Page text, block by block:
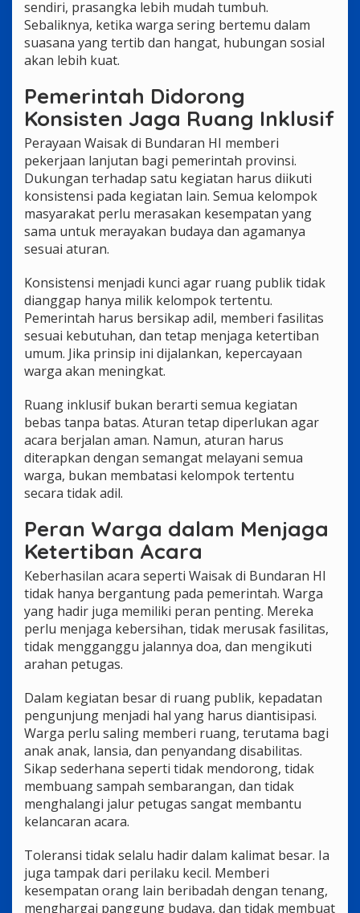
sendiri, prasangka lebih mudah tumbuh.
Sebaliknya, ketika warga sering bertemu dalam
suasana yang tertib dan hangat, hubungan sosial
akan lebih kuat.
Pemerintah Didorong
Konsisten Jaga Ruang Inklusif
Perayaan Waisak di Bundaran HI memberi
pekerjaan lanjutan bagi pemerintah provinsi.
Dukungan terhadap satu kegiatan harus diikuti
konsistensi pada kegiatan lain. Semua kelompok
masyarakat perlu merasakan kesempatan yang
sama untuk merayakan budaya dan agamanya
sesuai aturan.
Konsistensi menjadi kunci agar ruang publik tidak
dianggap hanya milik kelompok tertentu.
Pemerintah harus bersikap adil, memberi fasilitas
sesuai kebutuhan, dan tetap menjaga ketertiban
umum. Jika prinsip ini dijalankan, kepercayaan
warga akan meningkat.
Ruang inklusif bukan berarti semua kegiatan
bebas tanpa batas. Aturan tetap diperlukan agar
acara berjalan aman. Namun, aturan harus
diterapkan dengan semangat melayani semua
warga, bukan membatasi kelompok tertentu
secara tidak adil.
Peran Warga dalam Menjaga
Ketertiban Acara
Keberhasilan acara seperti Waisak di Bundaran HI
tidak hanya bergantung pada pemerintah. Warga
yang hadir juga memiliki peran penting. Mereka
perlu menjaga kebersihan, tidak merusak fasilitas,
tidak mengganggu jalannya doa, dan mengikuti
arahan petugas.
Dalam kegiatan besar di ruang publik, kepadatan
pengunjung menjadi hal yang harus diantisipasi.
Warga perlu saling memberi ruang, terutama bagi
anak anak, lansia, dan penyandang disabilitas.
Sikap sederhana seperti tidak mendorong, tidak
membuang sampah sembarangan, dan tidak
menghalangi jalur petugas sangat membantu
kelancaran acara.
Toleransi tidak selalu hadir dalam kalimat besar. Ia
juga tampak dari perilaku kecil. Memberi
kesempatan orang lain beribadah dengan tenang,
menghargai panggung budaya, dan tidak membuat